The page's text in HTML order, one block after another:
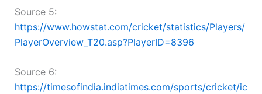
Source 5:
https://www.howstat.com/cricket/statistics/Players/
PlayerOverview_T20.asp?PlayerID=8396
Source 6:
https://timesofindia.indiatimes.com/sports/cricket/ic